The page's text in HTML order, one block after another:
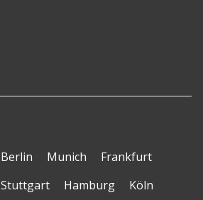
Berlin Munich
Frankfurt
Stuttgart
Hamburg
Köln